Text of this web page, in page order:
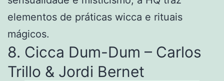
elementos de práticas wicca e rituais
mágicos.
8. Cicca Dum-Dum – Carlos
Trillo & Jordi Bernet